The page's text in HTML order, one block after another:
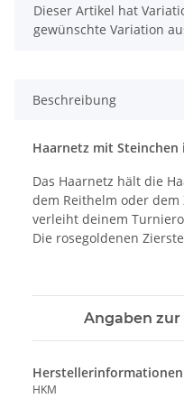
x
Dieser Artikel hat
gewünschte Variation
Beschreibung
Haarnetz mit Steinchen
Das Haarnetz hält die
dem Reithelm oder
verleiht deinem
Die rosegoldenen
Angaben
HKM